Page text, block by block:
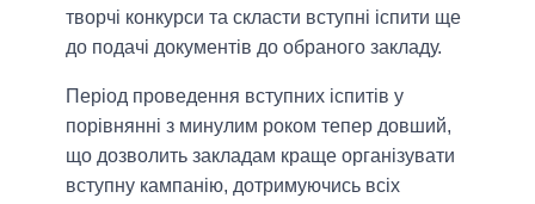
творчі конкурси та скласти вступні іспити ще
до подачі документів до обраного закладу.
Період проведення вступних іспитів у
порівнянні з минулим роком тепер довший,
що дозволить закладам краще організувати
вступну кампанію, дотримуючись всіх